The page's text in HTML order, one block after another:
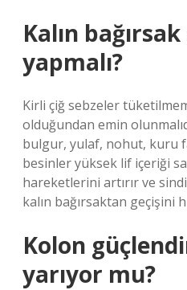
Kalın
yapmalı?
Kirli çiğ sebzeler
olduğundan emin
bulgur, yulaf, nohut, kuru
besinler yüksek lif içeriği
hareketlerini artırır ve
kalın bağırsaktan geçişini
Kolon
yarıyor mu?